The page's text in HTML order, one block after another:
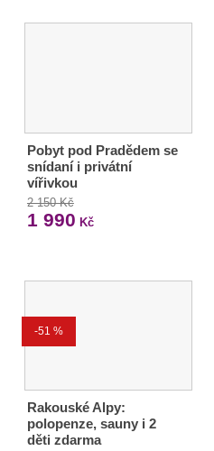
Pobyt pod Pradědem se
snídaní i privátní
vířivkou
2 150 Kč
1 990 Kč
-51 %
Rakouské Alpy:
polopenze, sauny i 2
děti zdarma